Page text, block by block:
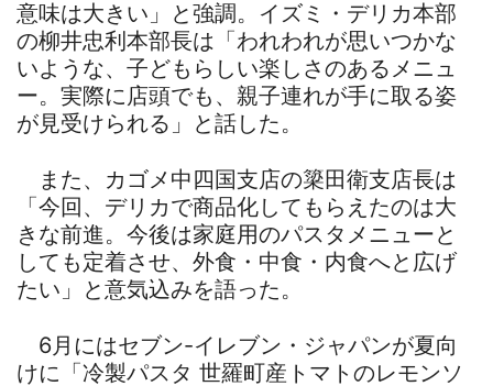
意味は大きい」と強調。イズミ・デリカ本部
の柳井忠利本部長は「われわれが思いつかな
いような、子どもらしい楽しさのあるメニュ
ー。実際に店頭でも、親子連れが手に取る姿
が見受けられる」と話した。
また、カゴメ中四国支店の簗田衛支店長は
「今回、デリカで商品化してもらえたのは大
きな前進。今後は家庭用のパスタメニューと
しても定着させ、外食・中食・内食へと広げ
たい」と意気込みを語った。
6月にはセブン-イレブン・ジャパンが夏向
けに「冷製パスタ 世羅町産トマトのレモンソ